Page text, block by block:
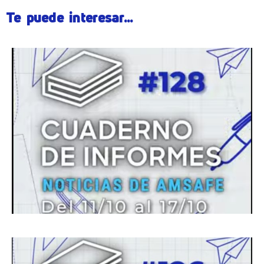
Te puede interesar...